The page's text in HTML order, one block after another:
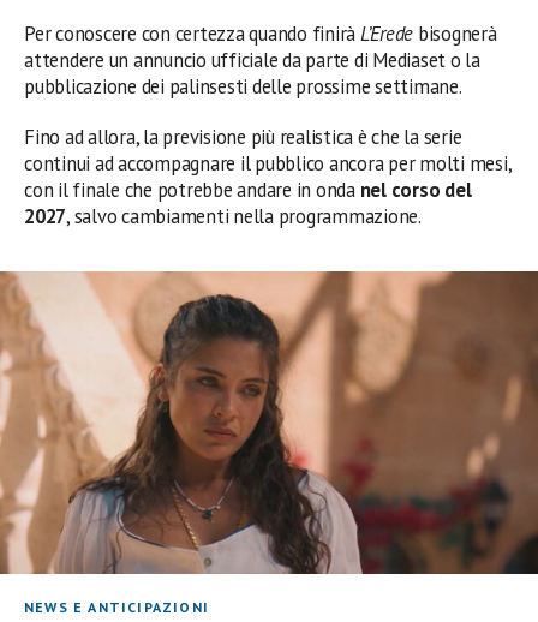
Per conoscere con certezza quando finiràL’Erede bisognerà
attendere un annuncio ufficiale da parte di Mediaset o la
pubblicazione dei palinsesti delle prossime settimane.
Fino ad allora, la previsione più realistica è che la serie
continui ad accompagnare il pubblico ancora per molti mesi,
con il finale che potrebbe andare in onda nel corso del
2027, salvo cambiamenti nella programmazione.
NEWS E ANTICIPAZIONI